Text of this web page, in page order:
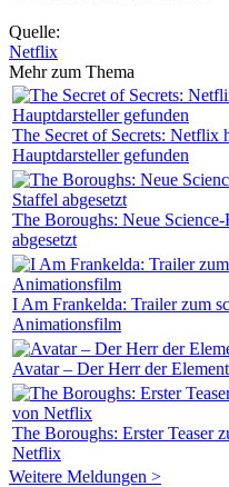
Quelle:
Netflix
Mehr zum Thema
The Secret of Secrets: Netflix
Hauptdarsteller gefunden
The Boroughs: Neue
abgesetzt
I Am Frankelda: Trailer zum
Animationsfilm
Avatar – Der Herr der
The Boroughs: Erster Teaser
Netflix
Weitere Meldungen >